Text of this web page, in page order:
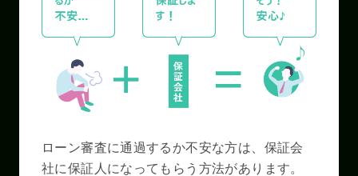
ローン審査に通過するか不安な方は、保証会
社に保証人になってもらう方法があります。